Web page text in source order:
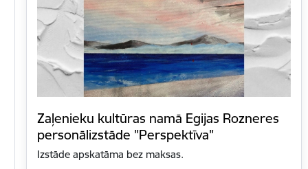
Zaļenieku kultūras namā Egijas Rozneres
personālizstāde "Perspektīva"
Izstāde apskatāma bez maksas.